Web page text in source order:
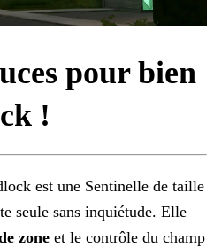
pour bien
!
est une Sentinelle de taille
seule sans inquiétude. Elle
zone et le contrôle du champ